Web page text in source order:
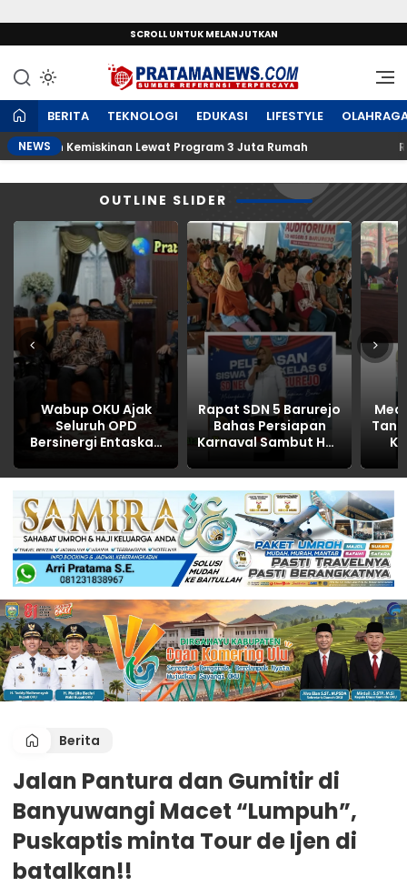
SCROLL UNTUK MELANJUTKAN
PratamaNews.com
Sumber Referensi Terpercaya
BERITA TEKNOLOGI EDUKASI LIFESTYLE
NEWSKemiskinan Lewat Program 3 Juta Rumah
OUTLINE SLIDER
Wabup OKU Ajak
Seluruh OPD
Bersinergi Entaskan
Program 3 Juta
Rumah
Rapat SDN 5 Barurejo
Bahas Persiapan
Karnaval Sambut HUT
Tani
Berita
Jalan Pantura dan Gumitir di
Banyuwangi Macet “Lumpuh”,
Puskaptis minta Tour de Ijen di
batalkan!!